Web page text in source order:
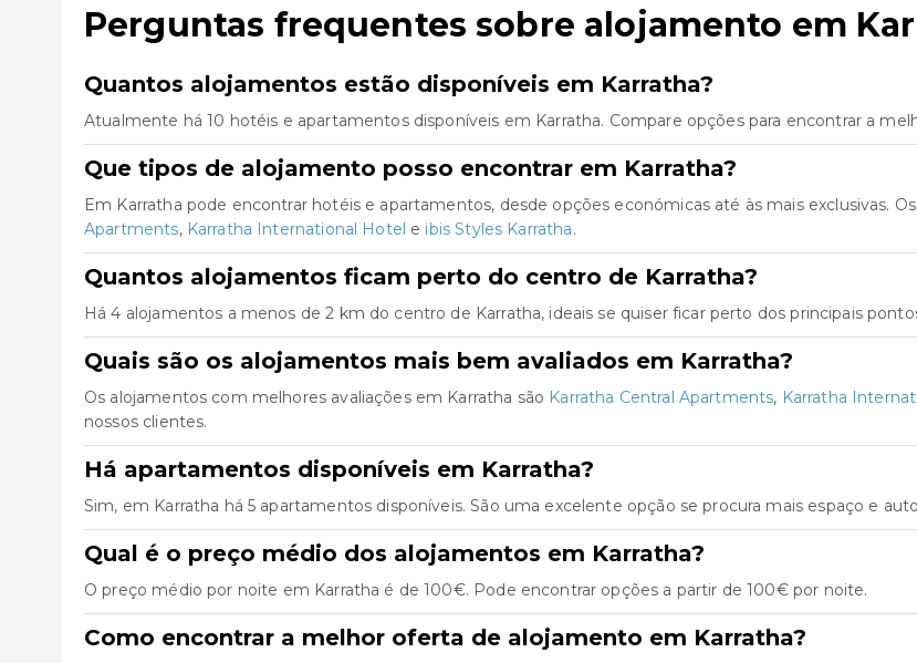
Perguntas frequentes sobre alojamento em
Quantos alojamentos estão disponíveis em Karratha?
Atualmente há 10 hotéis e apartamentos disponíveis em Karratha. Compare opções para encontrar a
Que tipos de alojamento posso encontrar em Karratha?
Em Karratha pode encontrar hotéis e apartamentos, desde opções económicas até às mais exclusivas.
Apartments, Karratha International Hotel e ibis Styles Karratha.
Quantos alojamentos ficam perto do centro de Karratha?
Há 4 alojamentos a menos de 2 km do centro de Karratha, ideais se quiser ficar perto dos principais
Quais são os alojamentos mais bem avaliados em Karratha?
Os alojamentos com melhores avaliações em Karratha são Karratha Central Apartments, Karratha
nossos clientes.
Há apartamentos disponíveis em Karratha?
Sim, em Karratha há 5 apartamentos disponíveis. São uma excelente opção se procura mais espaço e
Qual é o preço médio dos alojamentos em Karratha?
O preço médio por noite em Karratha é de 100€. Pode encontrar opções a partir de 100€ por noite.
Como encontrar a melhor oferta de alojamento em Karratha?